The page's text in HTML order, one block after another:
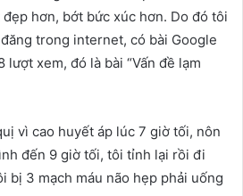
đẹp hơn, bớt bức xúc hơn. Do đó tôi
trong internet, có bài Google
xem, đó là bài “Vấn đề lạm
vì cao huyết áp lúc 7 giờ tối, nôn
đến 9 giờ tối, tôi tỉnh lại rồi đi
bị 3 mạch máu não hẹp phải uống